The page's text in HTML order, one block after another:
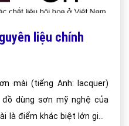
liệu chính
mài (tiếng Anh: lacquer)
dùng sơn mỹ nghệ của
là điểm khác biệt lớn giữa